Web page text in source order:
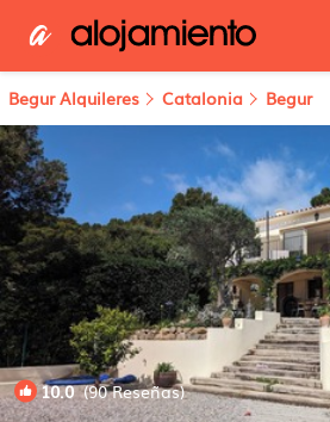
Begur Alquileres Catalonia Begur
10.0(90 Reseñas)